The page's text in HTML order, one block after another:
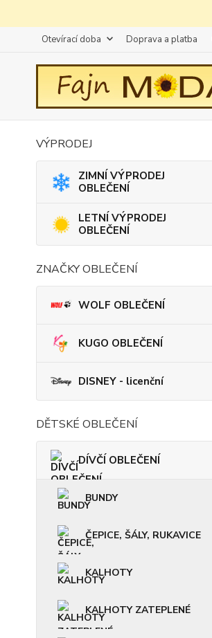
Otevírací doba Doprava a platba
VÝPRODEJ
ZIMNÍ VÝPRODEJ
OBLEČENÍ
LETNÍ VÝPRODEJ
OBLEČENÍ
ZNAČKY OBLEČENÍ
WOLF OBLEČENÍ
KUGO OBLEČENÍ
DISNEY - licenční
DĚTSKÉ OBLEČENÍ
DÍVČÍ OBLEČENÍ
BUNDY
ČEPICE, ŠÁLY, RUKAVICE
KALHOTY
KALHOTY ZATEPLENÉ